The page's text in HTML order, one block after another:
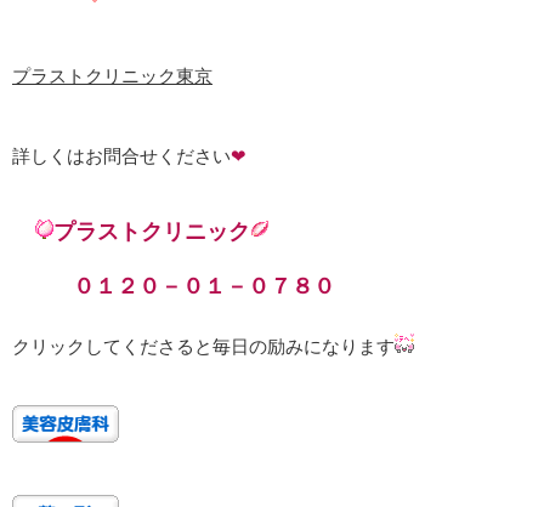
プラストクリニック東京
詳しくはお問合せください❤
プラストクリニック
０１２０－０１－０７８０
クリックしてくださると毎日の励みになります